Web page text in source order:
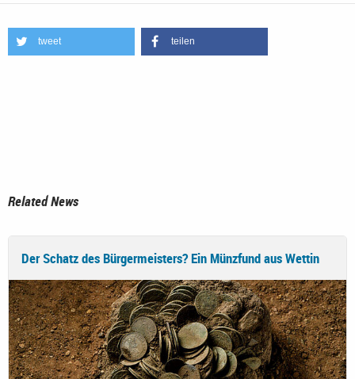
tweet teilen
Related News
Der Schatz des Bürgermeisters? Ein Münzfund aus Wettin